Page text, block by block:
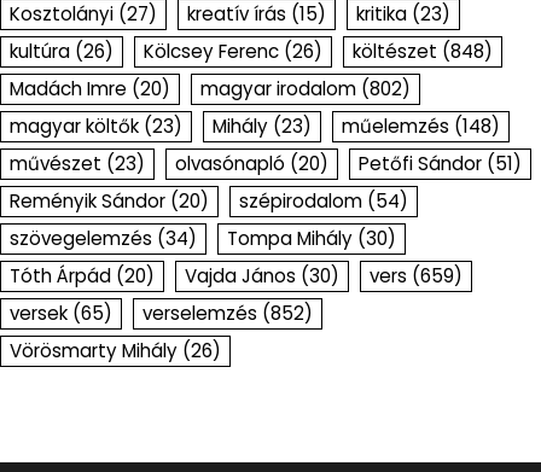
Kosztolányi (27) kreatív írás (15) kritika (23)
kultúra (26) Kölcsey Ferenc (26) költészet (848)
Madách Imre (20) magyar irodalom (802)
magyar költők (23) Mihály (23) műelemzés (148)
művészet (23) olvasónapló (20) Petőfi Sándor (51)
Reményik Sándor (20) szépirodalom (54)
szövegelemzés (34) Tompa Mihály (30)
Tóth Árpád (20) Vajda János (30) vers (659)
versek (65) verselemzés (852)
Vörösmarty Mihály (26)